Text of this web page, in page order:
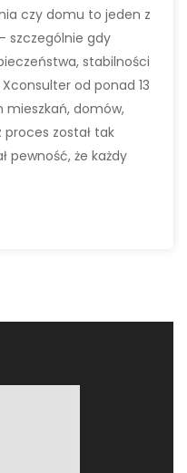
czy domu to jeden z
szczególnie gdy
stabilności
od ponad 13
domów,
proces został tak
pewność, że każdy